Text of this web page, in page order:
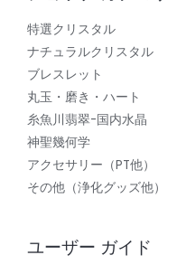
特選クリスタル
ナチュラルクリスタル
ブレスレット
丸玉・磨き・ハート
糸魚川翡翠-国内水晶
神聖幾何学
アクセサリー（PT他）
その他（浄化グッズ他）
ユーザー ガイド